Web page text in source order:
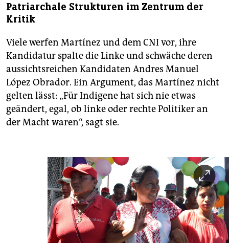
Patriarchale Strukturen im Zentrum der
Kritik
Viele werfen Martínez und dem CNI vor, ihre
Kandidatur spalte die Linke und schwäche deren
aussichtsreichen Kandidaten Andres Manuel
López Obrador. Ein Argument, das Martínez nicht
gelten lässt: „Für Indigene hat sich nie etwas
geändert, egal, ob linke oder rechte Politiker an
der Macht waren“, sagt sie.